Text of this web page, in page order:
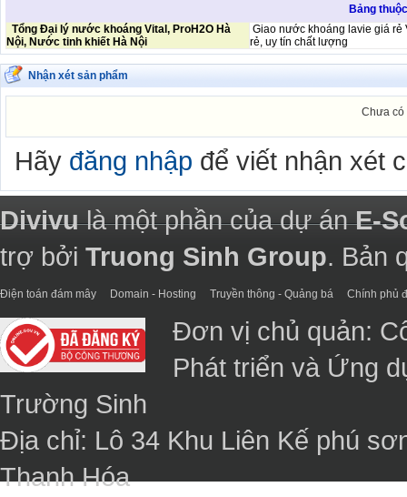
Bảng
Tổng Đại lý nước khoáng Vital, ProH2O Hà
Nội, Nước tinh khiết Hà Nội
Giao nước khoáng lavie giá rẻ
rẻ, uy tín chất lượng
Nhận xét sản phẩm
Chưa có
Hãy đăng nhập để viết nhận xét
Divivulà một phần của dự ánE-
trợ bởi Truong Sinh Group. Bản
Điện toán đám mây Domain - Hosting Truyền thông - Quảng bá Chính phủ
Đơn vị chủ quản:
Phát triển và Ứng
Trường Sinh
Địa chỉ: Lô 34 Khu Liên Kế phú
Thanh Hóa